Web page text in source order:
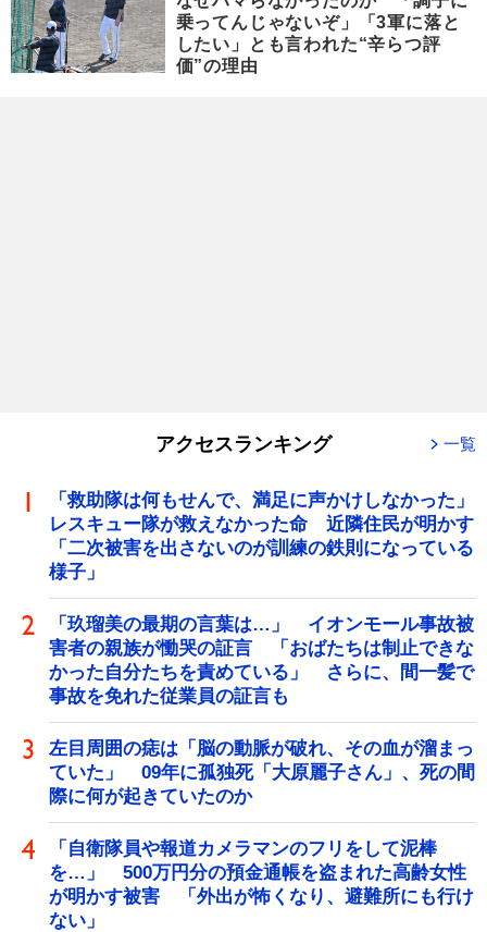
乗ってんじゃないぞ」「3軍に落と
したい」とも言われた“辛らつ評
価”の理由
アクセスランキング 一覧
「救助隊は何もせんで、満足に声かけしなかった」
レスキュー隊が救えなかった命 近隣住民が明かす
「二次被害を出さないのが訓練の鉄則になっている
様子」
「玖瑠美の最期の言葉は…」 イオンモール事故被
害者の親族が慟哭の証言 「おばたちは制止できな
かった自分たちを責めている」 さらに、間一髪で
事故を免れた従業員の証言も
左目周囲の痣は「脳の動脈が破れ、その血が溜まっ
ていた」 09年に孤独死「大原麗子さん」、死の間
際に何が起きていたのか
「自衛隊員や報道カメラマンのフリをして泥棒
を…」 500万円分の預金通帳を盗まれた高齢女性
が明かす被害 「外出が怖くなり、避難所にも行け
ない」